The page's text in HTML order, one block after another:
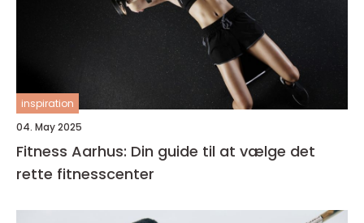
inspiration
04. May 2025
Fitness Aarhus: Din guide til at vælge det
rette fitnesscenter